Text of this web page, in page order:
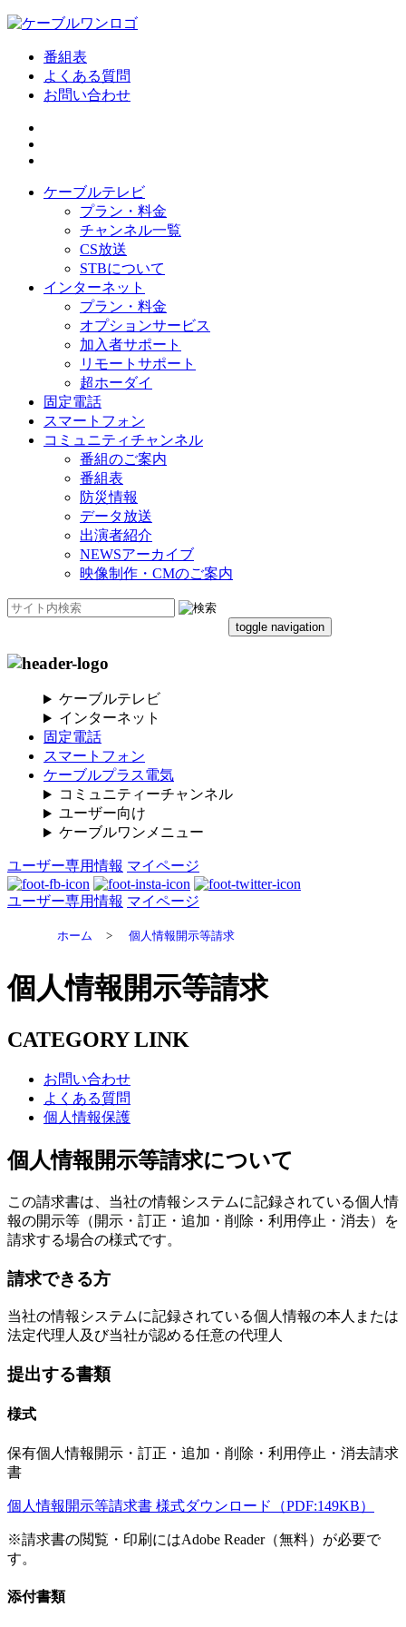
番組表
よくある質問
お問い合わせ
ケーブルテレビ
プラン・料金
チャンネル一覧
CS放送
STBについて
インターネット
プラン・料金
オプションサービス
加入者サポート
リモートサポート
超ホーダイ
固定電話
スマートフォン
コミュニティチャンネル
番組のご案内
番組表
防災情報
データ放送
出演者紹介
NEWSアーカイブ
映像制作・CMのご案内
toggle navigation
ケーブルテレビ
インターネット
固定電話
スマートフォン
ケーブルプラス電気
コミュニティーチャンネル
ユーザー向け
ケーブルワンメニュー
ユーザー専用情報 マイページ
ユーザー専用情報 マイページ
ホーム > 個人情報開示等請求
個人情報開示等請求
CATEGORY LINK
お問い合わせ
よくある質問
個人情報保護
個人情報開示等請求について
この請求書は、当社の情報システムに記録されている個人情
報の開示等（開示・訂正・追加・削除・利用停止・消去）を
請求する場合の様式です。
請求できる方
当社の情報システムに記録されている個人情報の本人または
法定代理人及び当社が認める任意の代理人
提出する書類
様式
保有個人情報開示・訂正・追加・削除・利用停止・消去請求
書
個人情報開示等請求書 様式ダウンロード（PDF:149KB）
※請求書の閲覧・印刷にはAdobe Reader（無料）が必要で
す。
添付書類